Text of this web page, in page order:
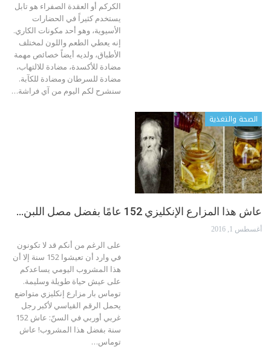
الكركم أو العقدة الصفراء هو تابل
يستخدم كثيراً في الحضارات
الأسيوية، وهو أحد مكونات الكاري.
إنه يعطي الطعم واللون لمختلف
الأطباق، ولديه أيضاً خصائص مهمة
مضادة للأكسدة، مضادة للالتهاب،
مضادة للسرطان ومضادة للكآبة.
سنشرح لكم اليوم من آي فراشة…
الصحة والتغذية
عاش هذا المزارع الإنكليزي 152 عامًا بفضل مصل اللبن…
أغسطس 1, 2016
على الرغم من أنكم قد لا تكونون
في وارد أن تعيشوا 152 سنة إلا أن
هذا المشروب اليومي يساعدكم
على عيش حياة طويلة وسليمة.
توماس بار مزارع إنكليزي متواضع
يحمل الرقم القياسي لأكبر رجل
غربي أوربي في السنّ: عاش 152
سنة بفضل هذا المشروب! عاش
توماس…